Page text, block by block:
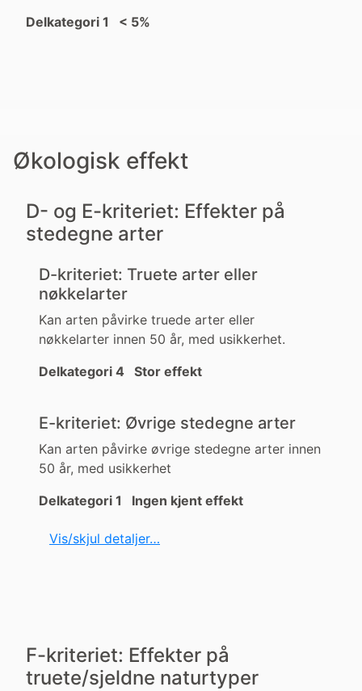
Delkategori 1 < 5%
Økologisk effekt
D- og E-kriteriet: Effekter på
stedegne arter
D-kriteriet: Truete arter eller
nøkkelarter
Kan arten påvirke truede arter eller
nøkkelarter innen 50 år, med usikkerhet.
Delkategori 4 Stor effekt
E-kriteriet: Øvrige stedegne arter
Kan arten påvirke øvrige stedegne arter innen
50 år, med usikkerhet
Delkategori 1 Ingen kjent effekt
Vis/skjul detaljer…
F-kriteriet: Effekter på
truete/sjeldne naturtyper